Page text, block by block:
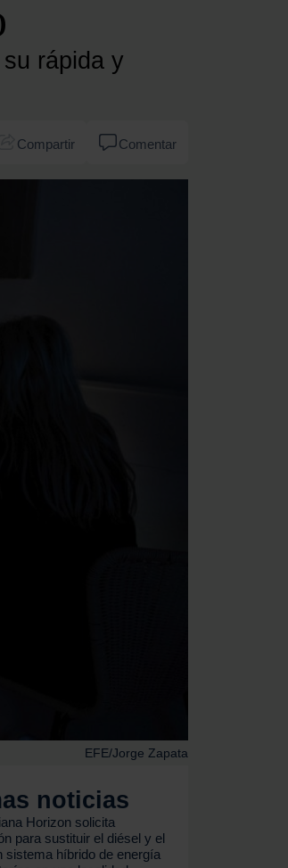
rápida y
Compartir Comentar
EFE/Jorge Zapata
noticias
Horizon solicita
para sustituir el diésel y el
sistema híbrido de energía